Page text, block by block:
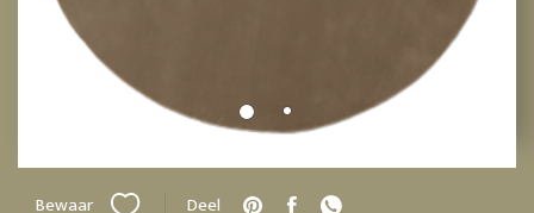
Bewaar Deel